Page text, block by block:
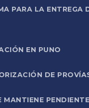
PARA LA ENTREGA
EN PUNO
DE